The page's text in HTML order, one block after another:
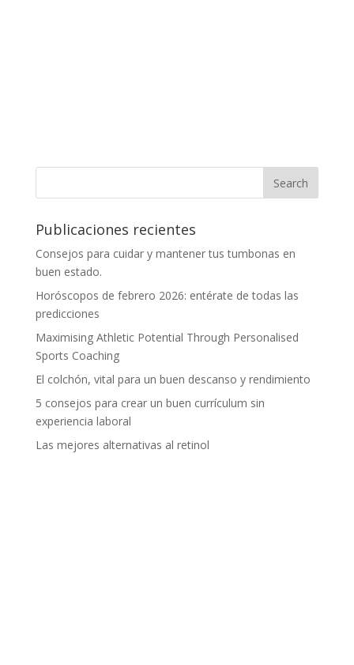
Publicaciones recientes
Consejos para cuidar y mantener tus tumbonas en
buen estado.
Horóscopos de febrero 2026: entérate de todas las
predicciones
Maximising Athletic Potential Through Personalised
Sports Coaching
El colchón, vital para un buen descanso y rendimiento
5 consejos para crear un buen currículum sin
experiencia laboral
Las mejores alternativas al retinol